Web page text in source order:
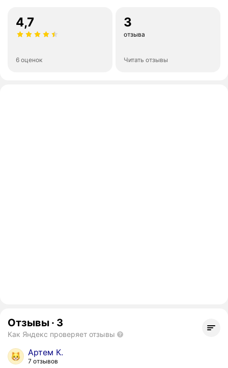
4,7
6 оценок
3
отзыва
Читать отзывы
Отзывы · 3
Как Яндекс проверяет отзывы
Артем К.
7 отзывов